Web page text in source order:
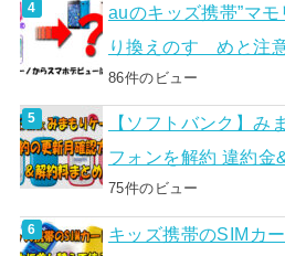
auのキッズ携帯”マ
り換えのすゝめと注
86件のビュー
【ソフトバンク】み
フォンを解約 違約金
75件のビュー
キッズ携帯のSIMカ